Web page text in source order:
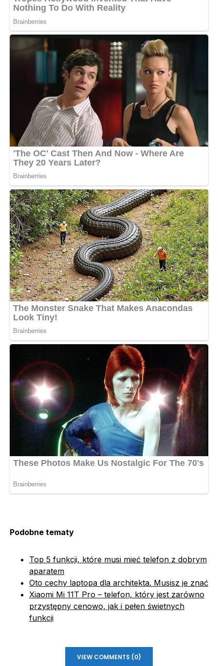
Podobne tematy
Top 5 funkcji, które musi mieć telefon z dobrym
aparatem
Oto cechy laptopa dla architekta. Musisz je znać
Xiaomi Mi 11T Pro – telefon, który jest zarówno
przystępny cenowo, jak i pełen świetnych
funkcji
VIEW COMMENTS (0)